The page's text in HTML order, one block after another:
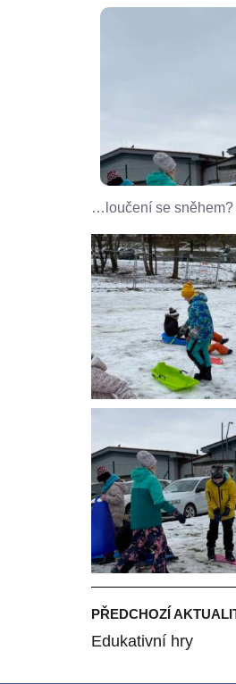
…loučení se sněhem?
PŘEDCHOZÍ
Edukativní hry